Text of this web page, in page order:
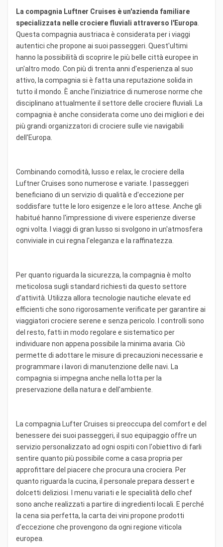
La compagnia Luftner Cruises è un'azienda familiare
specializzata nelle crociere fluviali attraverso l'Europa
Questa compagnia austriaca è considerata per i viaggi
autentici che propone ai suoi passeggeri. Quest'ultimi
hanno la possibilità di scoprire le più belle città europee in
un'altro modo. Con più di trenta anni d'esperienza al suo
attivo, la compagnia si è fatta una reputazione solida in
tutto il mondo. È anche l'iniziatrice di numerose norme che
disciplinano attualmente il settore delle crociere fluviali. La
compagnia è anche considerata come uno dei migliori e dei
più grandi organizzatori di crociere sulle vie navigabili
dell'Europa.
Combinando comodità, lusso e relax, le crociere della
Luftner Cruises sono numerose e variate. I passeggeri
beneficiano di un servizio di qualità e d'eccezione per
soddisfare tutte le loro esigenze e le loro attese. Anche gli
habitué hanno l'impressione di vivere esperienze diverse
ogni volta. I viaggi di gran lusso si svolgono in un'atmosfera
conviviale in cui regna l'eleganza e la raffinatezza.
Per quanto riguarda la sicurezza, la compagnia è molto
meticolosa sugli standard richiesti da questo settore
d'attività. Utilizza allora tecnologie nautiche elevate ed
efficienti che sono rigorosamente verificate per garantire ai
viaggiatori crociere serene e senza pericolo. I controlli sono
del resto, fatti in modo regolare e sistematico per
individuare non appena possibile la minima avaria. Ciò
permette di adottare le misure di precauzioni necessarie e
programmare i lavori di manutenzione delle navi. La
compagnia si impegna anche nella lotta per la
preservazione della natura e dell'ambiente.
La compagnia Lufter Cruises si preoccupa del comfort e del
benessere dei suoi passeggeri, il suo equipaggio offre un
servizio personalizzato ad ogni ospiti con l'obiettivo di farli
sentire quanto più possibile come a casa propria per
approfittare del piacere che procura una crociera. Per
quanto riguarda la cucina, il personale prepara dessert e
dolcetti deliziosi. I menu variati e le specialità dello chef
sono anche realizzati a partire di ingredienti locali. E perché
la cena sia perfetta, la carta dei vini propone prodotti
d'eccezione che provengono da ogni regione viticola
europea.